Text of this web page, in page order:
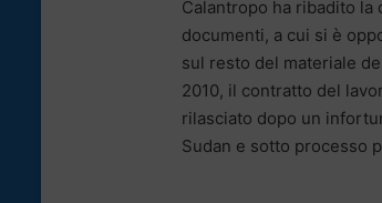
Calantropo ha ribadito la
documenti, a cui si è
sul resto del materiale
2010, il contratto del
rilasciato dopo un
Sudan e sotto processo